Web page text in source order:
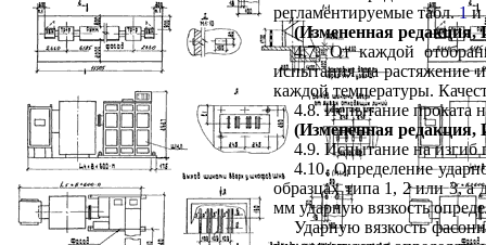
регламентируемые табл.1и
(Измененная
4.7. От каждой
испытания на растяжение
каждой температуры.
4.8. Испытание проката
(Измененная
4.9. Испытание на изгиб
4.10. Определение
образцах типа 1, 2 или 3, а
мм ударную вязкость
Ударную вязкость